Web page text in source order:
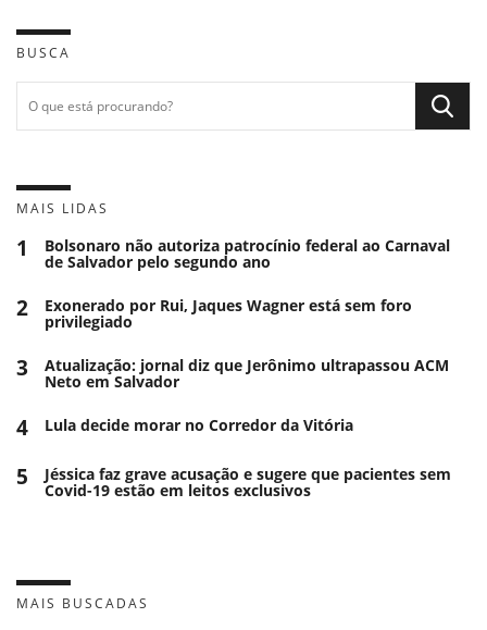
BUSCA
MAIS LIDAS
1 Bolsonaro não autoriza patrocínio federal ao Carnaval
de Salvador pelo segundo ano
2 Exonerado por Rui, Jaques Wagner está sem foro
privilegiado
3 Atualização: jornal diz que Jerônimo ultrapassou ACM
Neto em Salvador
4 Lula decide morar no Corredor da Vitória
5 Jéssica faz grave acusação e sugere que pacientes sem
Covid-19 estão em leitos exclusivos
MAIS BUSCADAS